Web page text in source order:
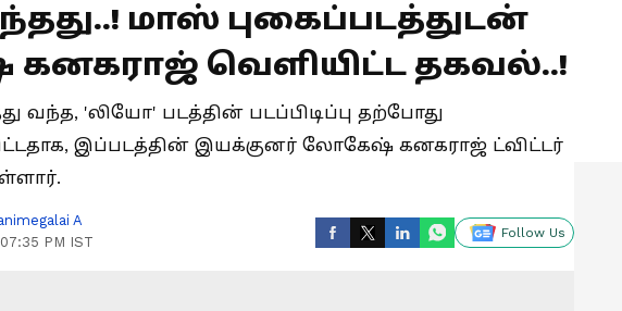
மாஸ் புகைப்படத்துடன்
வெளியிட்ட தகவல்..!
வந்த, 'லியோ' படத்தின் படப்பிடிப்பு தற்போது
இப்படத்தின் இயக்குனர் லோகேஷ் கனகராஜ் ட்விட்டர்
A
PM IST
Follow Us